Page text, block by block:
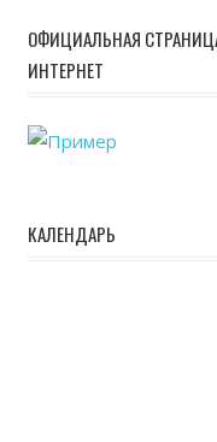
записям
ОФИЦИАЛЬНАЯ
ИНТЕРНЕТ
КАЛЕНДАРЬ